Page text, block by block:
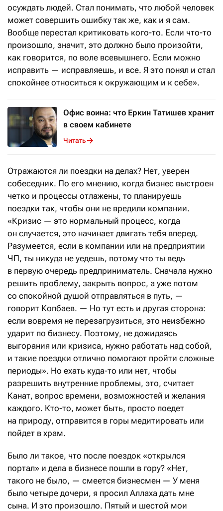
осуждать людей. Стал понимать, что любой человек
может совершить ошибку так же, как и я сам.
Вообще перестал критиковать кого-то. Если что-то
произошло, значит, это должно было произойти,
как говорится, по воле всевышнего. Если можно
исправить — исправляешь, и все. Я это понял и стал
спокойнее относиться к окружающим и к себе».
Офис воина: что Еркин Татишев хранит
в своем кабинете
Читать
Отражаются ли поездки на делах? Нет, уверен
собеседник. По его мнению, когда бизнес выстроен
четко и процессы отлажены, то планируешь
поездки так, чтобы они не вредили компании.
«Кризис — это нормальный процесс, когда
он случается, это начинает двигать тебя вперед.
Разумеется, если в компании или на предприятии
ЧП, ты никуда не уедешь, потому что ты ведь
в первую очередь предприниматель. Сначала нужно
решить проблему, закрыть вопрос, а уже потом
со спокойной душой отправляться в путь, —
говорит Копбаев. — Но тут есть и другая сторона:
если вовремя не перезагрузиться, это неизбежно
ударит по бизнесу. Поэтому, не дожидаясь
выгорания или кризиса, нужно работать над собой,
и такие поездки отлично помогают пройти сложные
периоды». Но ехать куда-то или нет, чтобы
разрешить внутренние проблемы, это, считает
Канат, вопрос времени, возможностей и желания
каждого. Кто-то, может быть, просто поедет
на природу, отправится в горы медитировать или
пойдет в храм.
Было ли такое, что после поездок «открылся
портал» и дела в бизнесе пошли в гору? «Нет,
такого не было, — смеется бизнесмен — У меня
было четыре дочери, я просил Аллаха дать мне
сына. И это произошло. Пятый и шестой мои